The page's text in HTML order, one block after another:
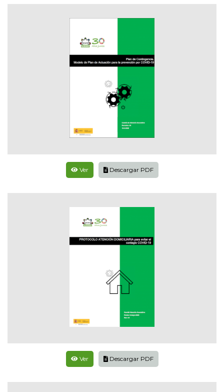
Ver Descargar PDF
Ver Descargar PDF